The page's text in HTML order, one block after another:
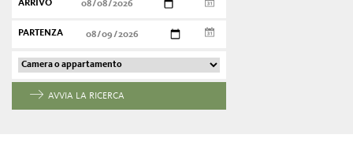
ARRIVO
PARTENZA
AVVIA LA RICERCA